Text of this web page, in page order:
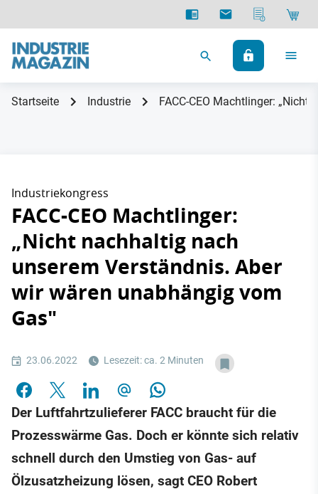
Startseite Industrie FACC-CEO Machtlinger:
Industriekongress
FACC-CEO Machtlinger:
„Nicht nachhaltig nach
unserem Verständnis. Aber
wir wären unabhängig vom
Gas"
23.06.2022 Lesezeit: ca. 2 Minuten
Der Luftfahrtzulieferer FACC braucht für die
Prozesswärme Gas. Doch er könnte sich relativ
schnell durch den Umstieg von Gas- auf
Ölzusatzheizung lösen, sagt CEO Robert